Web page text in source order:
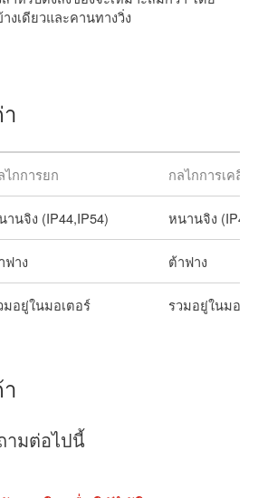
งเดียวและคานทางวิ่ง
ไกการยก กลไกการเคลื่
านจิง (IP44,IP54) หนานจิง
ฟาง ต้าฟาง
มอยู่ในมอเตอร์ รวมอยู่ในมอเต
มต่อไปนี้